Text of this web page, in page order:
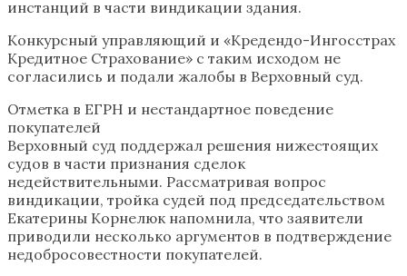
инстанций в части виндикации здания.
Конкурсный управляющий и «Кредендо-Ингосстрах
Кредитное Страхование» с таким исходом не
согласились и подали жалобы в Верховный суд.
Отметка в ЕГРН и нестандартное поведение
покупателей
Верховный суд поддержал решения нижестоящих
судов в части признания сделок
недействительными. Рассматривая вопрос
виндикации, тройка судей под председательством
Екатерины Корнелюк напомнила, что заявители
приводили несколько аргументов в подтверждение
недобросовестности покупателей.